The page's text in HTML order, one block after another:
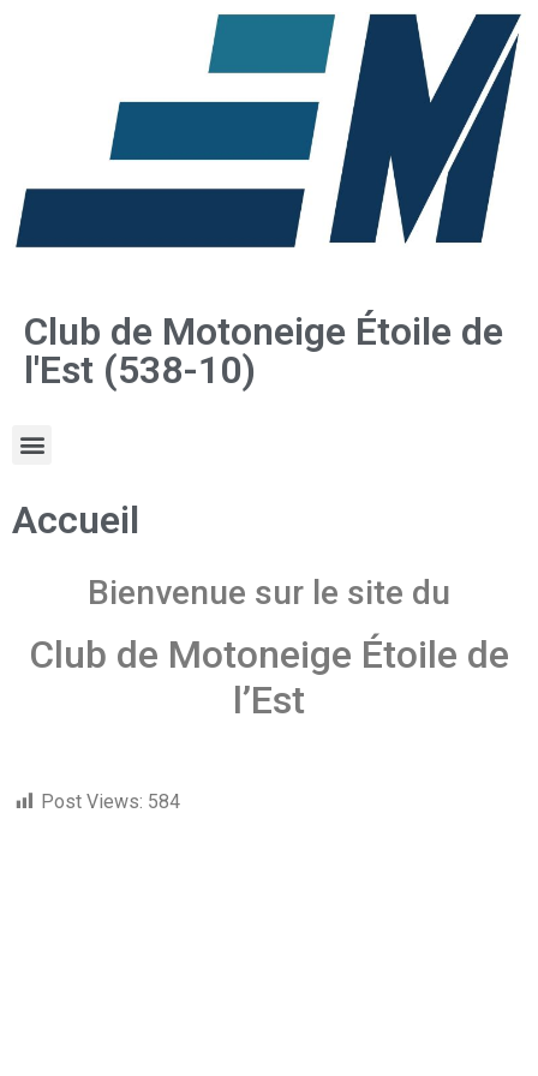
Club de Motoneige Étoile de
l'Est (538-10)
Accueil
Bienvenue sur le site du
Club de Motoneige Étoile de
l’Est
Post Views: 584